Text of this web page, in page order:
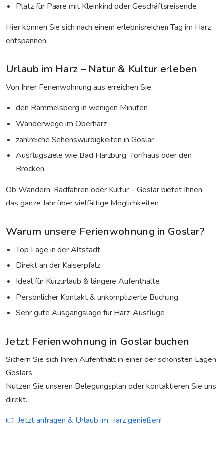
Platz für Paare mit Kleinkind oder Geschäftsreisende
Hier können Sie sich nach einem erlebnisreichen Tag im Harz
entspannen
Urlaub im Harz – Natur & Kultur erleben
Von Ihrer Ferienwohnung aus erreichen Sie:
den Rammelsberg in wenigen Minuten
Wanderwege im Oberharz
zahlreiche Sehenswürdigkeiten in Goslar
Ausflugsziele wie Bad Harzburg, Torfhaus oder den
Brocken
Ob Wandern, Radfahren oder Kultur – Goslar bietet Ihnen
das ganze Jahr über vielfältige Möglichkeiten.
Warum unsere Ferienwohnung in Goslar?
Top Lage in der Altstadt
Direkt an der Kaiserpfalz
Ideal für Kurzurlaub & längere Aufenthalte
Persönlicher Kontakt & unkomplizierte Buchung
Sehr gute Ausgangslage für Harz-Ausflüge
Jetzt Ferienwohnung in Goslar buchen
Sichern Sie sich Ihren Aufenthalt in einer der schönsten Lagen
Goslars.
Nutzen Sie unseren Belegungsplan oder kontaktieren Sie uns
direkt.
👉 Jetzt anfragen & Urlaub im Harz genießen!